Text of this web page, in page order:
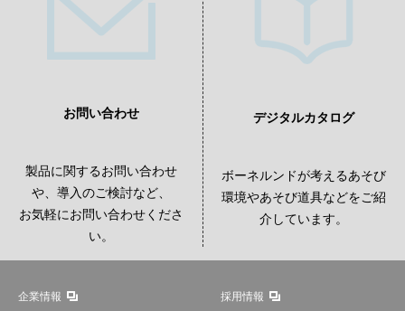
お問い合わせ
製品に関するお問い合わせ
や、導入のご検討など、
お気軽にお問い合わせくださ
い。
デジタルカタログ
ボーネルンドが考えるあそび
環境やあそび道具などをご紹
介しています。
企業情報 採用情報